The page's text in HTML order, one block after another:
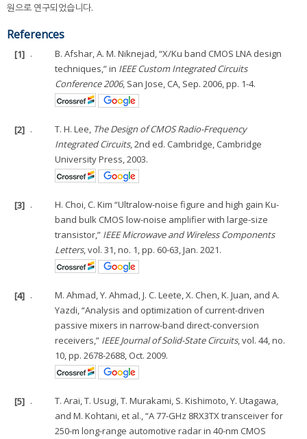
원으로 연구되었습니다.
References
[1] .
B. Afshar, A. M. Niknejad, “X/Ku band CMOS LNA design
techniques,” in IEEE Custom Integrated Circuits
Conference 2006, San Jose, CA, Sep. 2006, pp. 1-4.
[2] . T. H. Lee, The Design of CMOS Radio-Frequency
Integrated Circuits, 2nd ed. Cambridge, Cambridge
University Press, 2003.
[3] .
H. Choi, C. Kim “Ultralow-noise figure and high gain Ku-
band bulk CMOS low-noise amplifier with large-size
transistor,” IEEE Microwave and Wireless Components
Letters, vol. 31, no. 1, pp. 60-63, Jan. 2021.
[4] .
M. Ahmad, Y. Ahmad, J. C. Leete, X. Chen, K. Juan, and A.
Yazdi, “Analysis and optimization of current-driven
passive mixers in narrow-band direct-conversion
receivers,” IEEE Journal of Solid-State Circuits, vol. 44, no.
10, pp. 2678-2688, Oct. 2009.
[5] .
T. Arai, T. Usugi, T. Murakami, S. Kishimoto, Y. Utagawa,
and M. Kohtani, et al., “A 77-GHz 8RX3TX transceiver for
250-m long-range automotive radar in 40-nm CMOS